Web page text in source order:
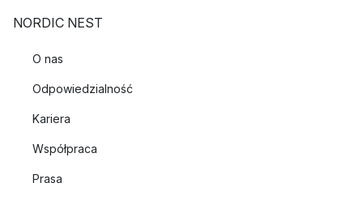
NORDIC NEST
O nas
Odpowiedzialność
Kariera
Współpraca
Prasa